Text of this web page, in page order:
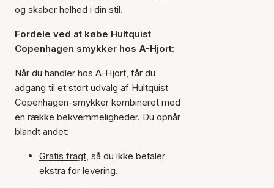
og skaber helhed i din stil.
Fordele ved at købe Hultquist
Copenhagen smykker hos A-Hjort:
Når du handler hos A-Hjort, får du
adgang til et stort udvalg af Hultquist
Copenhagen-smykker kombineret med
en række bekvemmeligheder. Du opnår
blandt andet:
Gratis fragt, så du ikke betaler
ekstra for levering.